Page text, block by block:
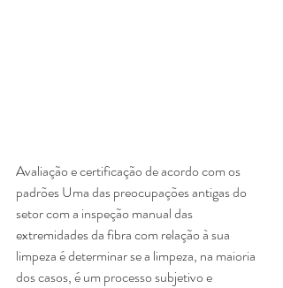
Avaliação e certificação de acordo com os
padrões Uma das preocupações antigas do
setor com a inspeção manual das
extremidades da fibra com relação à sua
limpeza é determinar se a limpeza, na maioria
dos casos, é um processo subjetivo e